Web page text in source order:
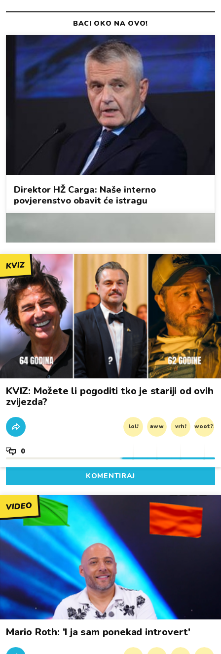
KVIZ
KVIZ: Možete li pogoditi tko je stariji od ovih
zvijezda?
lol! aww vrh! woot?!
0
KOMENTIRAJ
VIDEO
Mario Roth: 'I ja sam ponekad introvert'